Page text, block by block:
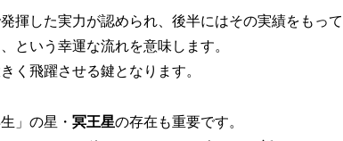
揮した実力が認められ、後半にはその実績をもって
という幸運な流れを意味します。
く飛躍させる鍵となります。
」の星・ 冥王星の存在も重要です。